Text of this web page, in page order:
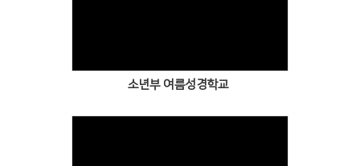
소년부 여름성경학교